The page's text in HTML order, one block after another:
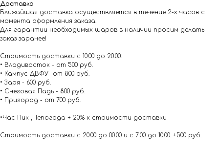
Доставка
Ближайшая доставка осуществляется в течение 2-х часов с
момента оформления заказа.
Для гарантии необходимых шаров в наличии просим делать
заказ заранее!
Стоимость доставки с 10.00 до 20:00:
• Владивосток - от 500 руб.
• Кампус ДВФУ- от 800 руб.
• Заря - 600 руб.
• Снеговая Падь - 800 руб.
• Пригород - от 700 руб.
•Час Пик ,Непогода + 20% к стоимости доставки
Стоимость доставки с 20:00 до 00:00 и с 7:00 до 10:00: +500 руб.